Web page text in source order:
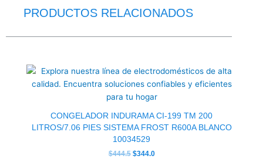
PRODUCTOS RELACIONADOS
CONGELADOR INDURAMA CI-199 TM 200
LITROS/7.06 PIES SISTEMA FROST R600A BLANCO
10034529
$444.5
original
era:
$444.5.
$344.0
actual
es:
$344.0.